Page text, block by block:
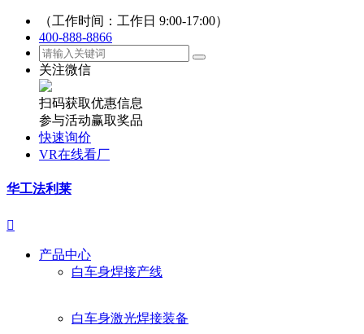
（工作时间：工作日 9:00-17:00）
400-888-8866
关注微信
扫码获取优惠信息
参与活动赢取奖品
快速询价
VR在线看厂
华工法利莱

产品中心
白车身焊接产线
白车身激光焊接装备